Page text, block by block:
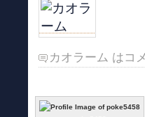
カオラーム は コ